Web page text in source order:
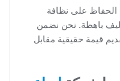
الحفاظ على نظافة
باهظة. نحن نضمن
قيمة حقيقية مقابل